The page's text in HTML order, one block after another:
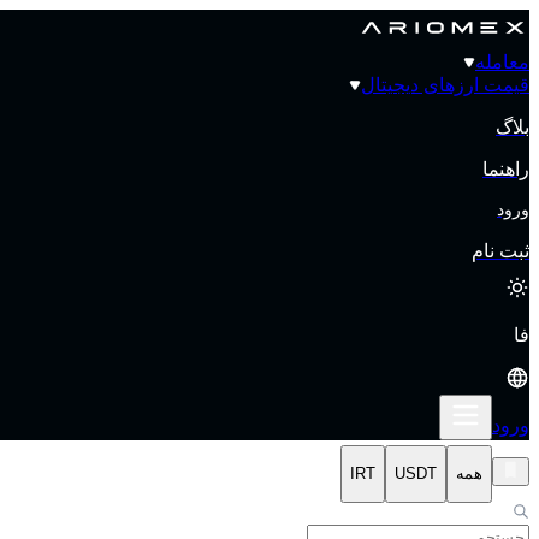
معامله
قیمت‌ ارزهای دیجیتال
بلاگ
راهنما
ورود
ثبت نام
فا
ورود
همه USDT
IRT